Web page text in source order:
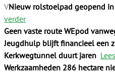
VNieuw rolstoelpad geopend in
verder
Geen vaste route WEpod
Jeugdhulp blijft financieel een
Kerkwegtunnel duurt jaren
Werkzaamheden 286 hectare